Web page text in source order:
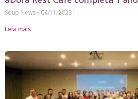
Soup News
04/11/2023
Leia mais